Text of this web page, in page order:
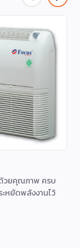
วยคุณภาพ ครบ
หยัดพลังงานไว้